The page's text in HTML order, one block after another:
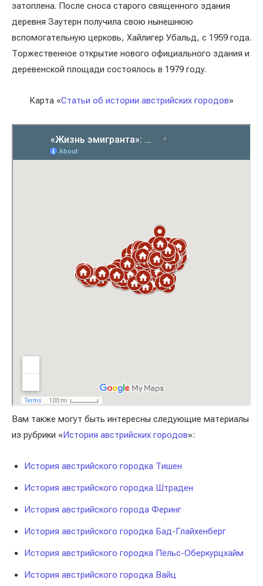
затоплена. После сноса старого священного здания
деревня Заутерн получила свою нынешнюю
вспомогательную церковь, Хайлигер Убальд, с 1959 года.
Торжественное открытие нового официального здания и
деревенской площади состоялось в 1979 году.
Карта «Статьи об истории австрийских городов»
Вам также могут быть интересны следующие материалы
из рубрики «История австрийских городов»:
История австрийского городка Тишен
История австрийского городка Штраден
История австрийского города Феринг
История австрийского городка Бад-Глайхенберг
История австрийского городка Пёльс-Оберкурцхайм
История австрийского городка Вайц